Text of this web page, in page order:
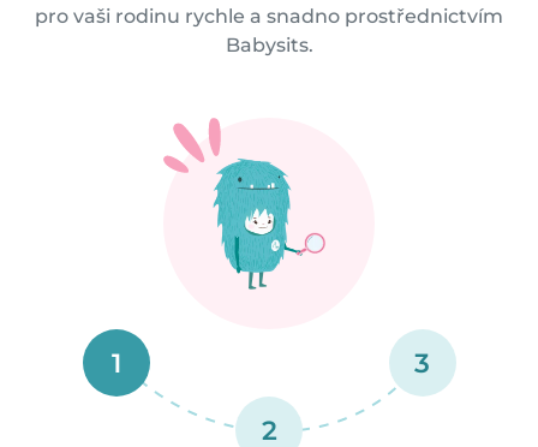
pro vaši rodinu rychle a snadno prostřednictvím
Babysits.
1
2
3